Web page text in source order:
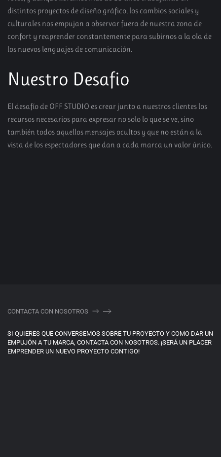
distintos proyectos de diseño gráfico, los cambios sociales y
culturales nos empujan a observar fuera de nuestra zona de
confort y reaprender constantemente para subirnos a la ola de
los nuevos lenguajes de comunicación.
Nuestro Desafio
El desafío de OFF STUDIO es crear junto a nuestros clientes los
recursos necesarios para expresar no solo lo que se ve, sino
también todos aquellos mensajes ocultos y que no están a la
vista de los espectadores que dan a cada marca un valor único.
CONTACTA CON NOSOTROS
SI QUIERES QUE CONVERSEMOS SOBRE TU PROYECTO Y COMO DAR UN
EMPUJÓN A TU MARCA, CONTACTA CON NOSOTROS. ¡SERÁ UN PLACER
EMPRENDER UN NUEVO PROYECTO CONTIGO!